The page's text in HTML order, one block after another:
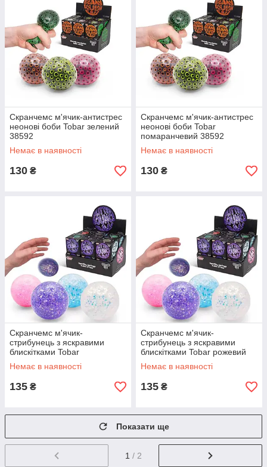
Скранчемс м'ячик-антистрес
неонові боби Tobar зелений
38592
Немає в наявності
130 ₴
Скранчемс м'ячик-антистрес
неонові боби Tobar
помаранчевий 38592
Немає в наявності
130 ₴
Скранчемс м'ячик-
стрибунець з яскравими
блискітками Tobar
фіолетовий 38584
Немає в наявності
135 ₴
Скранчемс м'ячик-
стрибунець з яскравими
блискітками Tobar рожевий
38584
Немає в наявності
135 ₴
Показати ще
1 / 2